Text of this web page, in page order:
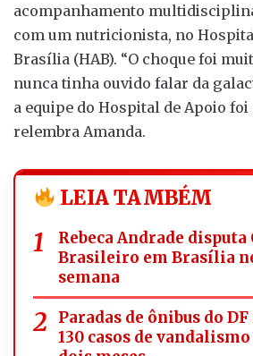
acompanhamento
com um nutricionista, no
Brasília (HAB). “O choque foi
nunca tinha ouvido falar da
a equipe do Hospital de Apoio
relembra Amanda.
LEIA TAMBÉM
Rebeca Andrade
Brasileiro em Brasília
semana
Paradas de ônibus do
130 casos de